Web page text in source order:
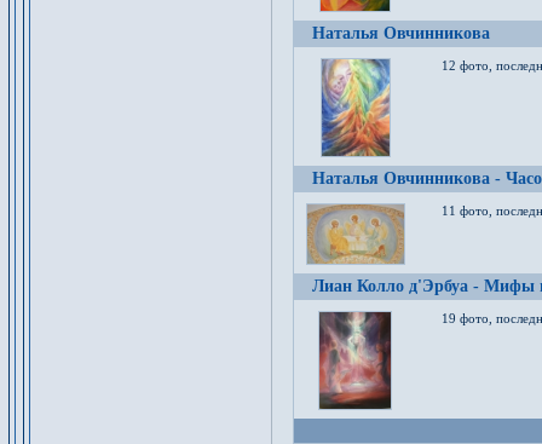
Наталья Овчинникова
12 фото,
Наталья Овчинникова -
11 фото,
Лиан Колло д'Эрбуа - Мифы
19 фото,